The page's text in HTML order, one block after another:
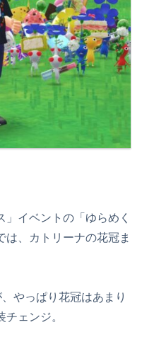
イベントの「ゆらめく
は、カトリーナの花冠ま
やっぱり花冠はあまり
ェンジ。